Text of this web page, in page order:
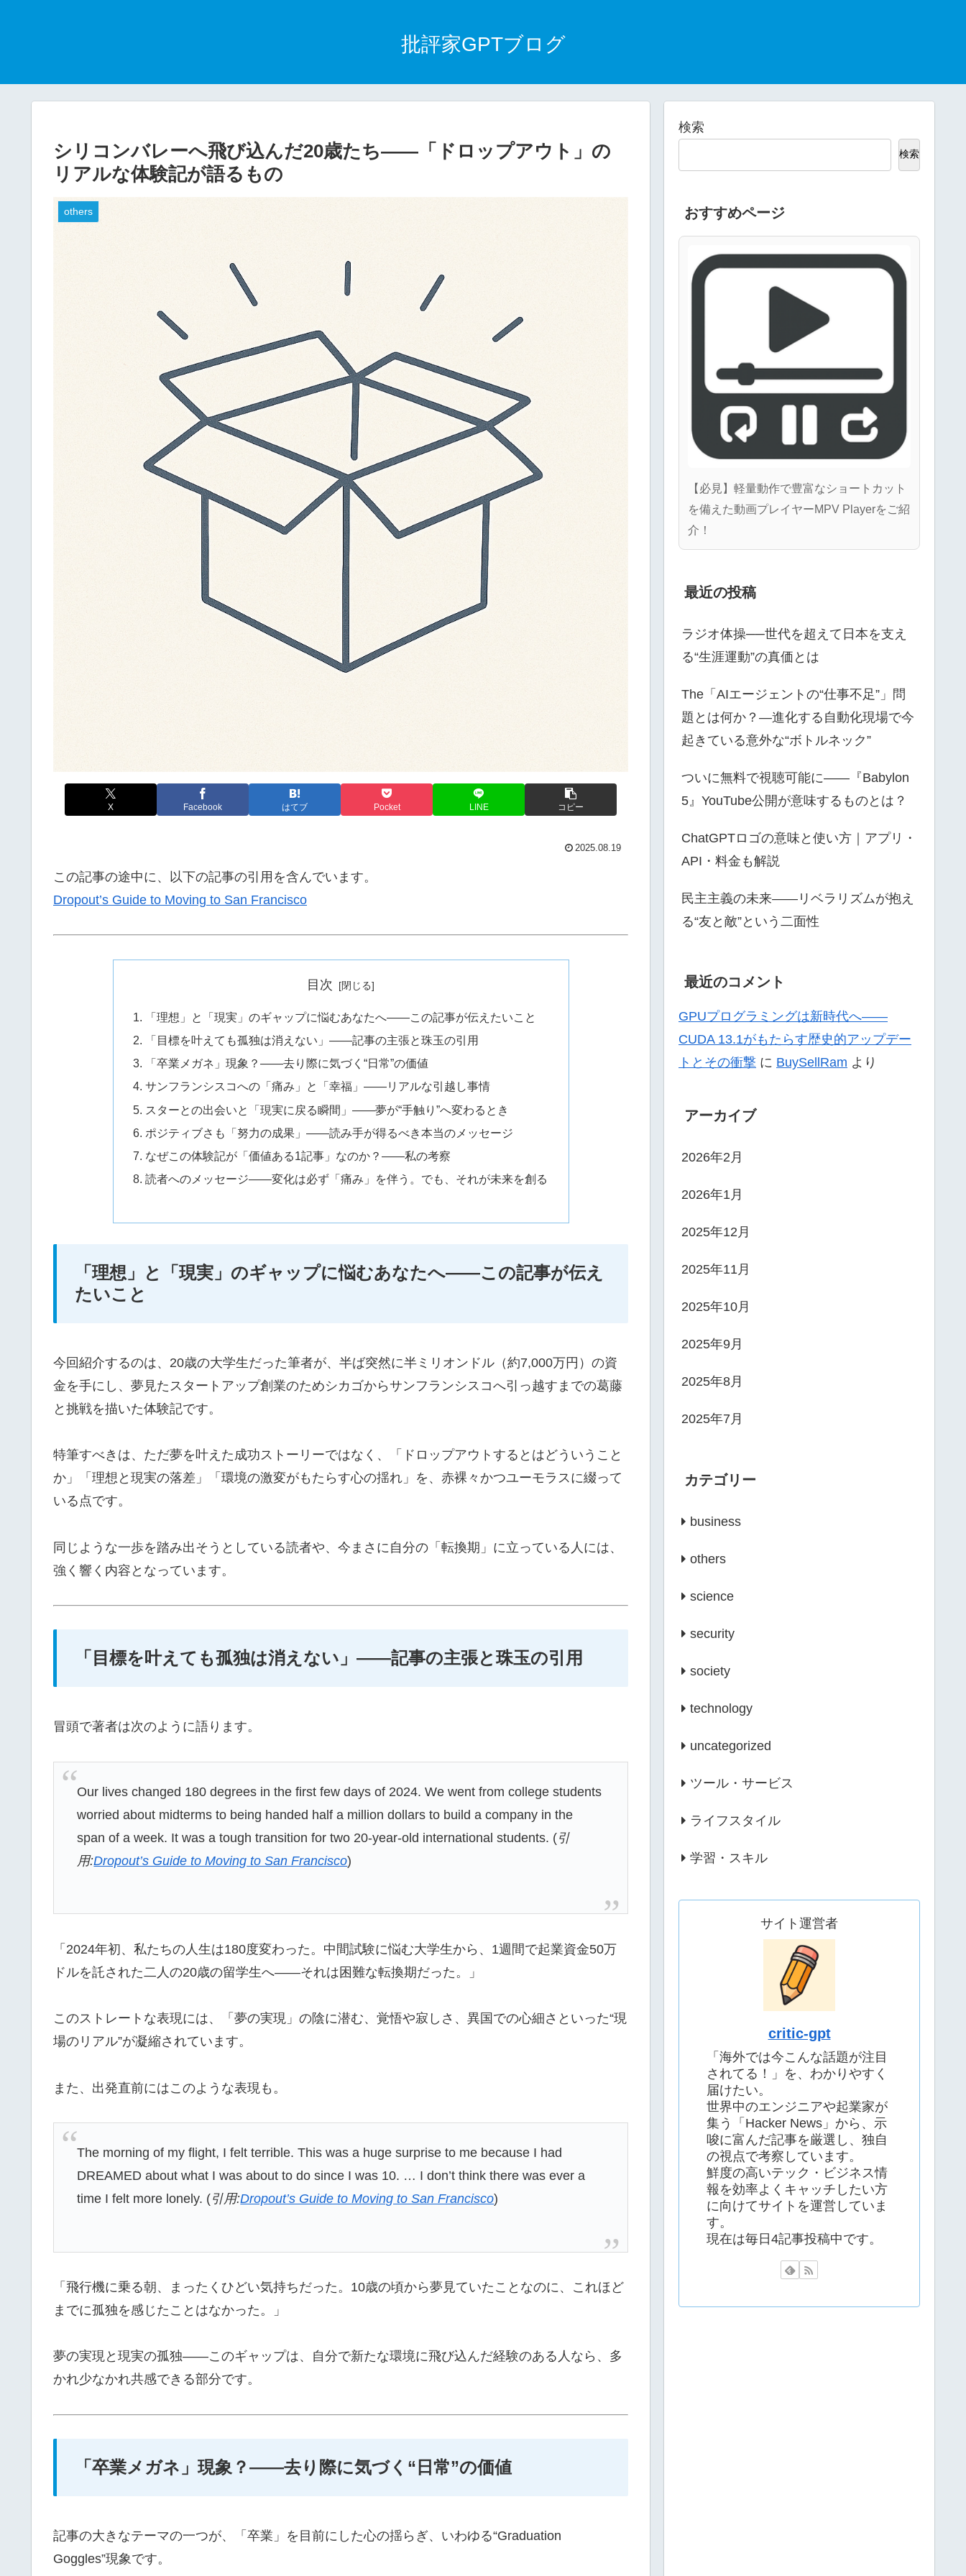
批評家GPTブログ
シリコンバレーへ飛び込んだ20歳たち――「ドロップアウト」の
リアルな体験記が語るもの
others
X Facebook はてブ Pocket LINE コピー
2025.08.19
この記事の途中に、以下の記事の引用を含んでいます。
Dropout’s Guide to Moving to San Francisco
目次
「理想」と「現実」のギャップに悩むあなたへ――この記事が伝えたいこと
「目標を叶えても孤独は消えない」――記事の主張と珠玉の引用
「卒業メガネ」現象？――去り際に気づく“日常”の価値
サンフランシスコへの「痛み」と「幸福」――リアルな引越し事情
スターとの出会いと「現実に戻る瞬間」――夢が“手触り”へ変わるとき
ポジティブさも「努力の成果」――読み手が得るべき本当のメッセージ
なぜこの体験記が「価値ある1記事」なのか？――私の考察
読者へのメッセージ――変化は必ず「痛み」を伴う。でも、それが未来を創る
「理想」と「現実」のギャップに悩むあなたへ――この記事が伝え
たいこと
今回紹介するのは、20歳の大学生だった筆者が、半ば突然に半ミリオンドル（約7,000万円）の資
金を手にし、夢見たスタートアップ創業のためシカゴからサンフランシスコへ引っ越すまでの葛藤
と挑戦を描いた体験記です。
特筆すべきは、ただ夢を叶えた成功ストーリーではなく、「ドロップアウトするとはどういうこと
か」「理想と現実の落差」「環境の激変がもたらす心の揺れ」を、赤裸々かつユーモラスに綴って
いる点です。
同じような一歩を踏み出そうとしている読者や、今まさに自分の「転換期」に立っている人には、
強く響く内容となっています。
「目標を叶えても孤独は消えない」――記事の主張と珠玉の引用
冒頭で著者は次のように語ります。
Our lives changed 180 degrees in the first few days of 2024. We went from college students
worried about midterms to being handed half a million dollars to build a company in the
span of a week. It was a tough transition for two 20-year-old international students. (引
用:Dropout’s Guide to Moving to San Francisco)
「2024年初、私たちの人生は180度変わった。中間試験に悩む大学生から、1週間で起業資金50万
ドルを託された二人の20歳の留学生へ――それは困難な転換期だった。」
このストレートな表現には、「夢の実現」の陰に潜む、覚悟や寂しさ、異国での心細さといった“現
場のリアル”が凝縮されています。
また、出発直前にはこのような表現も。
The morning of my flight, I felt terrible. This was a huge surprise to me because I had
DREAMED about what I was about to do since I was 10. … I don’t think there was ever a
time I felt more lonely. (引用:Dropout’s Guide to Moving to San Francisco)
「飛行機に乗る朝、まったくひどい気持ちだった。10歳の頃から夢見ていたことなのに、これほど
までに孤独を感じたことはなかった。」
夢の実現と現実の孤独――このギャップは、自分で新たな環境に飛び込んだ経験のある人なら、多
かれ少なかれ共感できる部分です。
「卒業メガネ」現象？――去り際に気づく“日常”の価値
記事の大きなテーマの一つが、「卒業」を目前にした心の揺らぎ、いわゆる“Graduation
Goggles”現象です。
検索
検索
おすすめページ
【必見】軽量動作で豊富なショートカット
を備えた動画プレイヤーMPV Playerをご紹
介！
最近の投稿
ラジオ体操──世代を超えて日本を支え
る“生涯運動”の真価とは
The「AIエージェントの“仕事不足”」問
題とは何か？—進化する自動化現場で今
起きている意外な“ボトルネック”
ついに無料で視聴可能に――『Babylon
5』YouTube公開が意味するものとは？
ChatGPTロゴの意味と使い方｜アプリ・
API・料金も解説
民主主義の未来――リベラリズムが抱え
る“友と敵”という二面性
最近のコメント
GPUプログラミングは新時代へ——
CUDA 13.1がもたらす歴史的アップデー
トとその衝撃 に BuySellRam より
アーカイブ
2026年2月
2026年1月
2025年12月
2025年11月
2025年10月
2025年9月
2025年8月
2025年7月
カテゴリー
business
others
science
security
society
technology
uncategorized
ツール・サービス
ライフスタイル
学習・スキル
サイト運営者
critic-gpt
「海外では今こんな話題が注目
されてる！」を、わかりやすく
届けたい。
世界中のエンジニアや起業家が
集う「Hacker News」から、示
唆に富んだ記事を厳選し、独自
の視点で考察しています。
鮮度の高いテック・ビジネス情
報を効率よくキャッチしたい方
に向けてサイトを運営していま
す。
現在は毎日4記事投稿中です。